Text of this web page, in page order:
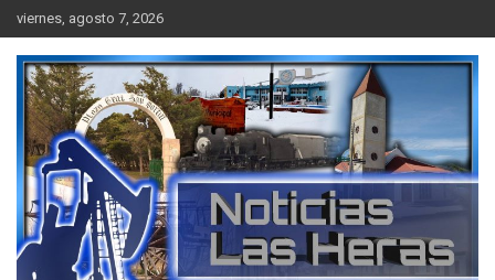
Skip
to
content
viernes, agosto 7, 2026